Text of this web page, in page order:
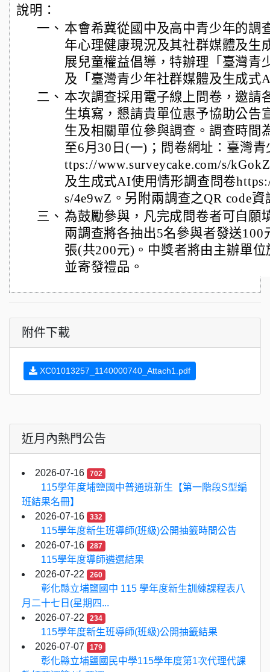
說明：
一、 本會希冀從國中及高中青少年的調
年心理健康現況及其社群媒體及生
展兒童權益倡導，特辦理「臺灣青
及「臺灣青少年社群媒體及生成式
二、 本次調查採用電子線上問卷，邀請
生填寫，懇請貴單位惠予協助公告
生及相關單位參與調查。調查時間
至6月30日(一)；問卷網址：臺灣
ttps://www.surveycake.com/s/
及生成式AI使用情形調查問卷
s/4e9wZ。另附兩調查之QR code
三、 為鼓勵參與，凡完成問卷者可自願
兩調查將各抽出5名參與者發送
張(共200元)。中獎者將由主辦單
並寄發禮品。
附件下載
XC01013257_1140000740_Attach1.pdf
近月內熱門公告
2026-07-16 702
115學年度埔鹽國中普通班新生【第一階段S型編
班結果名冊】
2026-07-16
332
115學年度新生班導師(班級)公開抽籤時間公告
2026-07-16
287
115學年度導師遴選結果
2026-07-22
260
彰化縣立埔鹽國中 115 學年度新生訓練課程表八
月二十七日(星期四...
2026-07-22
234
115學年度新生班導師(班級)公開抽籤結果
2026-07-07
179
彰化縣立埔鹽國民中學115學年度第1次代理代課